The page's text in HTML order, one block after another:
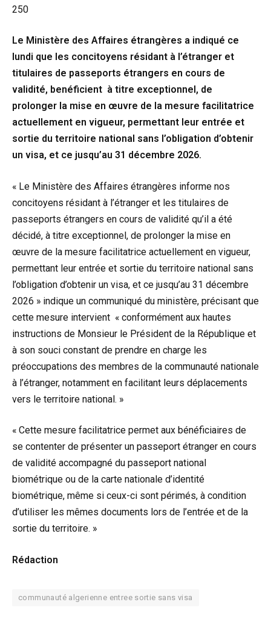
250
Le Ministère des Affaires étrangères a indiqué ce
lundi que les concitoyens résidant à l’étranger et
titulaires de passeports étrangers en cours de
validité, benéficient à titre exceptionnel, de
prolonger la mise en œuvre de la mesure facilitatrice
actuellement en vigueur, permettant leur entrée et
sortie du territoire national sans l’obligation d’obtenir
un visa, et ce jusqu’au 31 décembre 2026.
« Le Ministère des Affaires étrangères informe nos
concitoyens résidant à l’étranger et les titulaires de
passeports étrangers en cours de validité qu’il a été
décidé, à titre exceptionnel, de prolonger la mise en
œuvre de la mesure facilitatrice actuellement en vigueur,
permettant leur entrée et sortie du territoire national sans
l’obligation d’obtenir un visa, et ce jusqu’au 31 décembre
2026 » indique un communiqué du ministère, précisant que
cette mesure intervient « conformément aux hautes
instructions de Monsieur le Président de la République et
à son souci constant de prendre en charge les
préoccupations des membres de la communauté nationale
à l’étranger, notamment en facilitant leurs déplacements
vers le territoire national. »
« Cette mesure facilitatrice permet aux bénéficiaires de
se contenter de présenter un passeport étranger en cours
de validité accompagné du passeport national
biométrique ou de la carte nationale d’identité
biométrique, même si ceux-ci sont périmés, à condition
d’utiliser les mêmes documents lors de l’entrée et de la
sortie du territoire. »
Rédaction
communauté algerienne entree sortie sans visa